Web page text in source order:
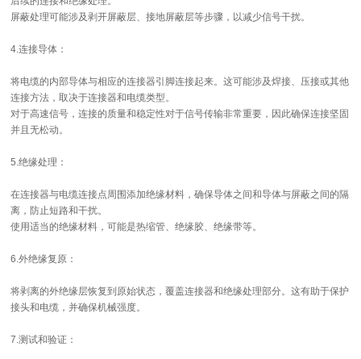
屏蔽处理可能涉及剥开屏蔽层、接地屏蔽层等步骤，以减少信号干扰。
4.连接导体：
将电缆的内部导体与相应的连接器引脚连接起来。这可能涉及焊接、压接或其他
连接方法，取决于连接器和电缆类型。
对于高速信号，连接的质量和稳定性对于信号传输非常重要，因此确保连接坚固
并且无松动。
5.绝缘处理：
在连接器与电缆连接点周围添加绝缘材料，确保导体之间和导体与屏蔽之间的隔
离，防止短路和干扰。
使用适当的绝缘材料，可能是热缩管、绝缘胶、绝缘带等。
6.外绝缘复原：
将剥离的外绝缘层恢复到原始状态，覆盖连接器和绝缘处理部分。这有助于保护
接头和电缆，并确保机械强度。
7.测试和验证：